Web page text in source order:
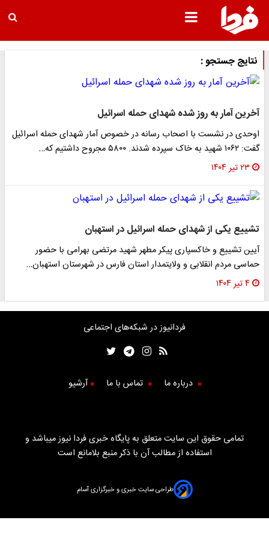
نتایج جستجو :
آخرین آمار به روز شده شهدای حمله اسرائیل
اوحدی در نشست با اصحاب رسانه در خصوص آمار شهدای حمله اسرائیل
گفت: ۱۰۶۲ شهید به خاک سپرده شدند. ۵۸۰۰ مجروح داشتیم که…
۲۳ تیر ۱۴۰۴
تشییع یکی از شهدای حمله اسرائیل در استهبان
آیین تشییع و خاکسپاری پیکر مطهر شهید مرتضی بهرامی با حضور
حماسی مردم انقلابی و ولایتمدار استان فارس در شهرستان استهبان…
۴ تیر ۱۴۰۴
فردانیوز در شبکه‌های اجتماعی
درباره ما تماس با ما آرشیو
تمامی حقوق این سایت متعلق به پایگاه خبری فردا نیوز میباشد و
استفاده از مطالب آن با ذکر منبع بلامانع است
طراحی سایت خبری و خبرگزاری آسام